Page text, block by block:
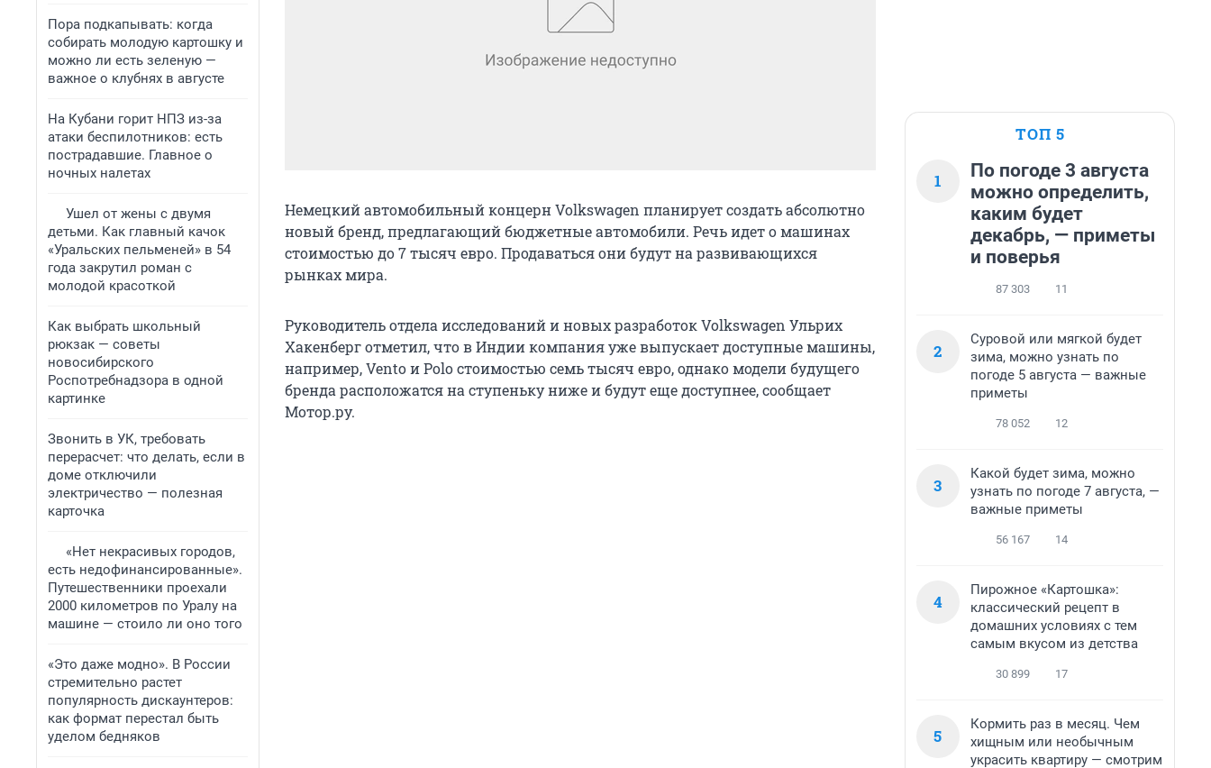
Пора подкапывать: когда
собирать молодую картошку и
можно ли есть зеленую —
важное о клубнях в августе
На Кубани горит НПЗ из-за
атаки беспилотников: есть
пострадавшие. Главное о
ночных налетах
Ушел от жены с двумя
детьми. Как главный качок
«Уральских пельменей» в 54
года закрутил роман с
молодой красоткой
Как выбрать школьный
рюкзак — советы
новосибирского
Роспотребнадзора в одной
картинке
Звонить в УК, требовать
перерасчет: что делать, если в
доме отключили
электричество — полезная
карточка
«Нет некрасивых городов,
есть недофинансированные».
Путешественники проехали
2000 километров по Уралу на
машине — стоило ли оно того
«Это даже модно». В России
стремительно растет
популярность дискаунтеров:
как формат перестал быть
уделом бедняков
Немецкий автомобильный концерн Volkswagen планирует создать абсолютно
новый бренд, предлагающий бюджетные автомобили. Речь идет о машинах
стоимостью до 7 тысяч евро. Продаваться они будут на развивающихся
рынках мира.
Руководитель отдела исследований и новых разработок Volkswagen Ульрих
Хакенберг отметил, что в Индии компания уже выпускает доступные машины,
например, Vento и Polo стоимостью семь тысяч евро, однако модели будущего
бренда расположатся на ступеньку ниже и будут еще доступнее, сообщает
Мотор.ру.
ТОП 5
1
По погоде 3 августа
можно определить,
каким будет
декабрь, — приметы
и поверья
87 303 11
2
Суровой или мягкой будет
зима, можно узнать по
погоде 5 августа — важные
приметы
78 052 12
3
Какой будет зима, можно
узнать по погоде 7 августа, —
важные приметы
56 167 14
4
Пирожное «Картошка»:
классический рецепт в
домашних условиях с тем
самым вкусом из детства
30 899 17
5
Кормить раз в месяц. Чем
хищным или необычным
украсить квартиру — смотрим